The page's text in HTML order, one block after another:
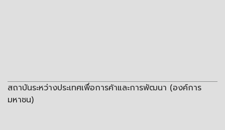
สถาบันระหว่างประเทศเพื่อการค้าและการพัฒนา (องค์การ
มหาชน)